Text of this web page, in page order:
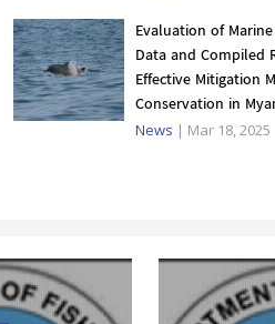
Evaluation of
Data and Compiled
Effective Mitigation
Conservation in
News | Mar 18, 2025